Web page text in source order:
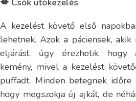
A kezelést követő első
lehetnek. Azok a páciensek,
eljárást, úgy érezhetik, hogy
kemény, mivel a kezelést
puffadt. Minden betegnek időre
hogy megszokja új ajkát, de